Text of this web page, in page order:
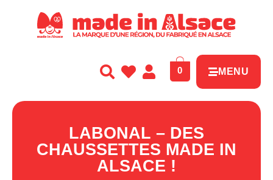
0 MENU
LABONAL – DES
CHAUSSETTES MADE IN
ALSACE !